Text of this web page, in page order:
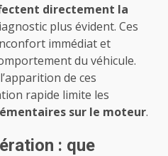
directement la
plus évident. Ces
immédiat et
du véhicule.
de ces
rapide limite les
sur le moteur.
: que